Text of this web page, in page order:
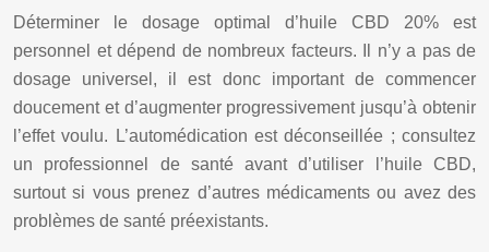
Déterminer le dosage optimal d’huile CBD 20% est
personnel et dépend de nombreux facteurs. Il n’y a pas de
dosage universel, il est donc important de commencer
doucement et d’augmenter progressivement jusqu’à obtenir
l’effet voulu. L’automédication est déconseillée ; consultez
un professionnel de santé avant d’utiliser l’huile CBD,
surtout si vous prenez d’autres médicaments ou avez des
problèmes de santé préexistants.